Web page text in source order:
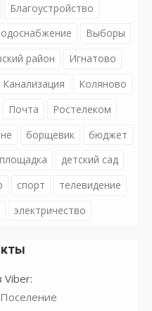
Благоустройство
Выборы
район
Игнатово
Канализация
Коляново
Почта
Ростелеком
борщевик
бюджет
детский сад
спорт
телевидение
электричество
Viber: